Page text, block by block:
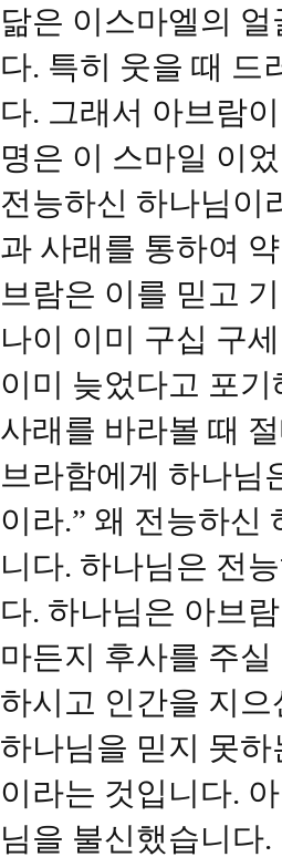
닮은 이스마엘의
다. 특히 웃을 때 드
다. 그래서 아브람
명은 이 스마일 이
전능하신 하나님이
과 사래를 통하여
브람은 이를 믿고
나이 이미 구십 구
이미 늦었다고 포
사래를 바라볼 때
브라함에게 하나님
이라.” 왜 전능하신
니다. 하나님은 전
다. 하나님은 아브
마든지 후사를 주
하시고 인간을 지
하나님을 믿지 못
이라는 것입니다.
님을 불신했습니다